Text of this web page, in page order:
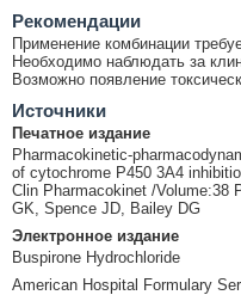
Рекомендации
Применение комбинации
Необходимо наблюдать за
Возможно появление
Источники
Печатное издание
Pharmacokinetic-
of cytochrome P450 3A4
Clin Pharmacokinet /Volume:38
GK, Spence JD, Bailey DG
Электронное издание
Buspirone Hydrochloride
American Hospital Formulary